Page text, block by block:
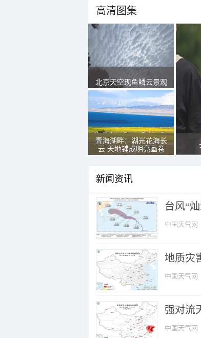
高清图集
北京天空现鱼鳞云景观
青海湖畔：湖光花海长
云 天地铺成明亮画卷
新闻资讯
台风“
中国天气网
地质灾
中国天气网
强对流
中国天气网